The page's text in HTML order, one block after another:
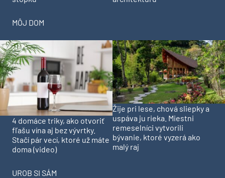
MÔJ DOM
4 domáce triky, ako otvoriť
fľašu vína aj bez vývrtky.
Stačí pár vecí, ktoré už máte
doma (video)
Žije pri lese, chová sliepky a
uspáva ju rieka. Miestni
remeselníci vytvorili
bývanie, ktoré vyzerá ako
malý raj
UROB SI SÁM